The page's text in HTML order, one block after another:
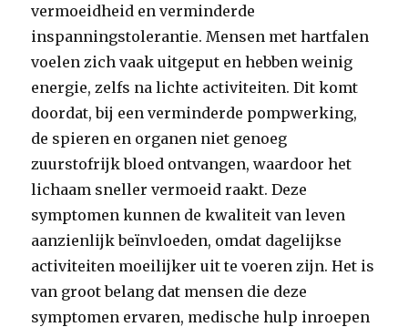
vermoeidheid en verminderde
inspanningstolerantie. Mensen met hartfalen
voelen zich vaak uitgeput en hebben weinig
energie, zelfs na lichte activiteiten. Dit komt
doordat, bij een verminderde pompwerking,
de spieren en organen niet genoeg
zuurstofrijk bloed ontvangen, waardoor het
lichaam sneller vermoeid raakt. Deze
symptomen kunnen de kwaliteit van leven
aanzienlijk beïnvloeden, omdat dagelijkse
activiteiten moeilijker uit te voeren zijn. Het is
van groot belang dat mensen die deze
symptomen ervaren, medische hulp inroepen